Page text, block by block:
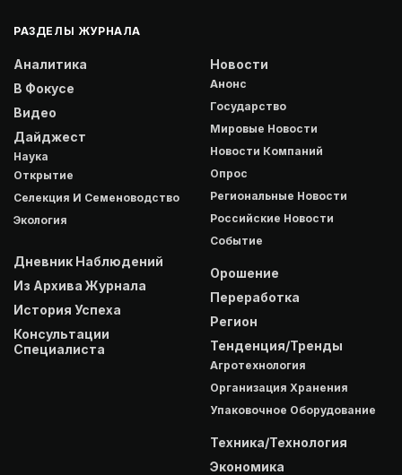
РАЗДЕЛЫ ЖУРНАЛА
Аналитика
В Фокусе
Видео
Дайджест
Наука
Открытие
Селекция И Семеноводство
Экология
Дневник Наблюдений
Из Архива Журнала
История Успеха
Консультации
Специалиста
Новости
Анонс
Государство
Мировые Новости
Новости Компаний
Опрос
Региональные Новости
Российские Новости
Событие
Орошение
Переработка
Регион
Тенденция/Тренды
Агротехнология
Организация Хранения
Упаковочное Оборудование
Техника/Технология
Экономика